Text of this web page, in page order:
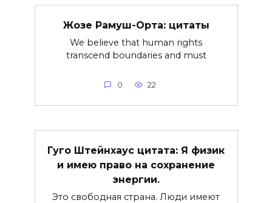
Жозе Рамуш-Орта: цитаты
We believe that human rights
transcend boundaries and must
0 22
Гуго Штейнхаус цитата: Я физик
и имею право на сохранение
энергии.
Это свободная страна. Люди имеют